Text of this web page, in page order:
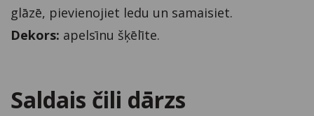
glāzē, pievienojiet ledu un samaisiet.
Dekors: apelsīnu šķēlīte.
Saldais čili dārzs